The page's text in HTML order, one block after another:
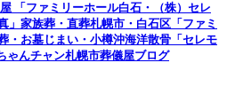
「ファミリーホール白石・（株）セレ
」家族葬・直葬札幌市・白石区「ファミ
・お墓じまい・小樽沖海洋散骨「セレモ
ゃんチャン札幌市葬儀屋ブログ